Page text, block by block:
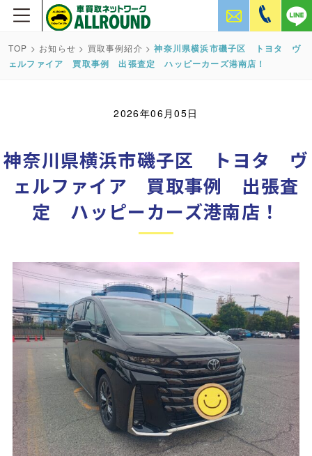
TOP > お知らせ > 買取事例紹介 >神奈川県横浜市磯子区 トヨタ ヴ
ェルファイア 買取事例 出張査定 ハッピーカーズ港南店！
2026年06月05日
神奈川県横浜市磯子区 トヨタ ヴ
ェルファイア 買取事例 出張査
定 ハッピーカーズ港南店！